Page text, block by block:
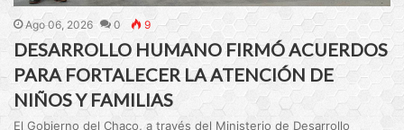
Ago 06, 2026 0 9
DESARROLLO HUMANO FIRMÓ ACUERDOS
PARA FORTALECER LA ATENCIÓN DE
NIÑOS Y FAMILIAS
El Gobierno del Chaco, a través del Ministerio de Desarrollo